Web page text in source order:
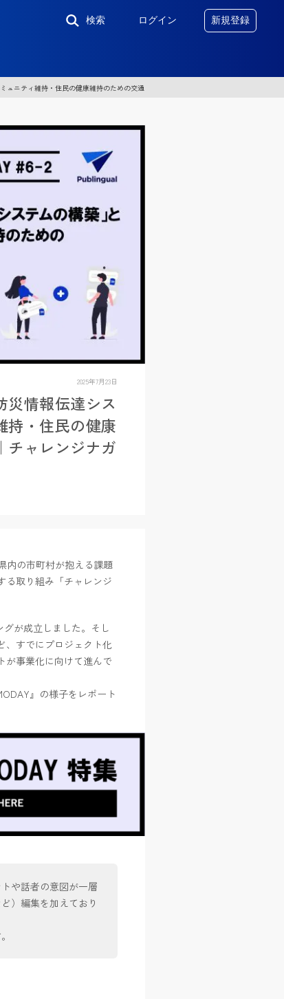
検索 ログイン 新規登録
ニティ維持・住民の健康維持のための交通システムの変革」｜チャレンジナガノ2.0 2024
2025年7月23日
災情報伝達シス
持・住民の健康
チャレンジナガ
内の市町村が抱える課題
る取り組み「チャレンジ
グが成立しました。そし
、すでにプロジェクト化
が事業化に向けて進んで
』の様子をレポート
や話者の意図が一層
）編集を加えており